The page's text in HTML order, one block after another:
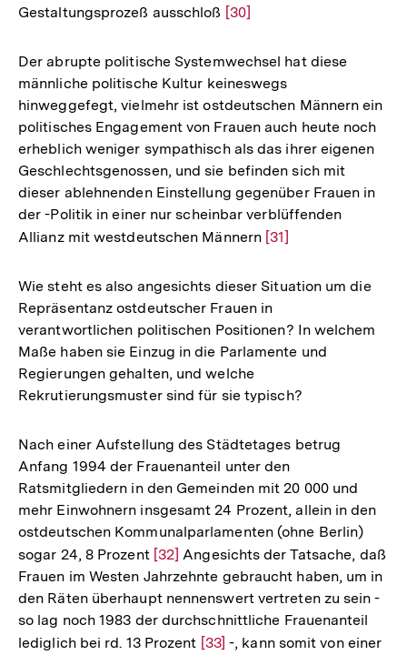
Gestaltungsprozeß ausschloß Zur
der
Fußnote
[30]
Der abrupte politische Systemwechsel hat diese
männliche politische Kultur keineswegs
hinweggefegt, vielmehr ist ostdeutschen Männern ein
politisches Engagement von Frauen auch heute noch
erheblich weniger sympathisch als das ihrer eigenen
Geschlechtsgenossen, und sie befinden sich mit
dieser ablehnenden Einstellung gegenüber Frauen in
der -Politik in einer nur scheinbar verblüffenden
Allianz mit westdeutschen Männern Zur
der
Fußnote
[31]
Wie steht es also angesichts dieser Situation um die
Repräsentanz ostdeutscher Frauen in
verantwortlichen politischen Positionen? In welchem
Maße haben sie Einzug in die Parlamente und
Regierungen gehalten, und welche
Rekrutierungsmuster sind für sie typisch?
Nach einer Aufstellung des Städtetages betrug
Anfang 1994 der Frauenanteil unter den
Ratsmitgliedern in den Gemeinden mit 20 000 und
mehr Einwohnern insgesamt 24 Prozent, allein in den
ostdeutschen Kommunalparlamenten (ohne Berlin)
sogar 24, 8 Prozent Zur
Auflösung
der
Fußnote
[32] Angesichts der Tatsache, daß
Frauen im Westen Jahrzehnte gebraucht haben, um in
den Räten überhaupt nennenswert vertreten zu sein -
so lag noch 1983 der durchschnittliche Frauenanteil
lediglich bei rd. 13 Prozent Zur
[33] -, kann somit von einer